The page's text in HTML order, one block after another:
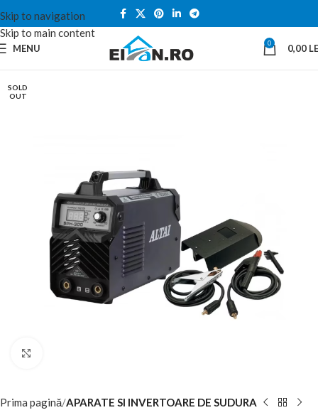
Skip to navigation
Skip to main content
MENU 0 0,00
SOLD
OUT
Prima pagină APARATE SI INVERTOARE DE SUDURA